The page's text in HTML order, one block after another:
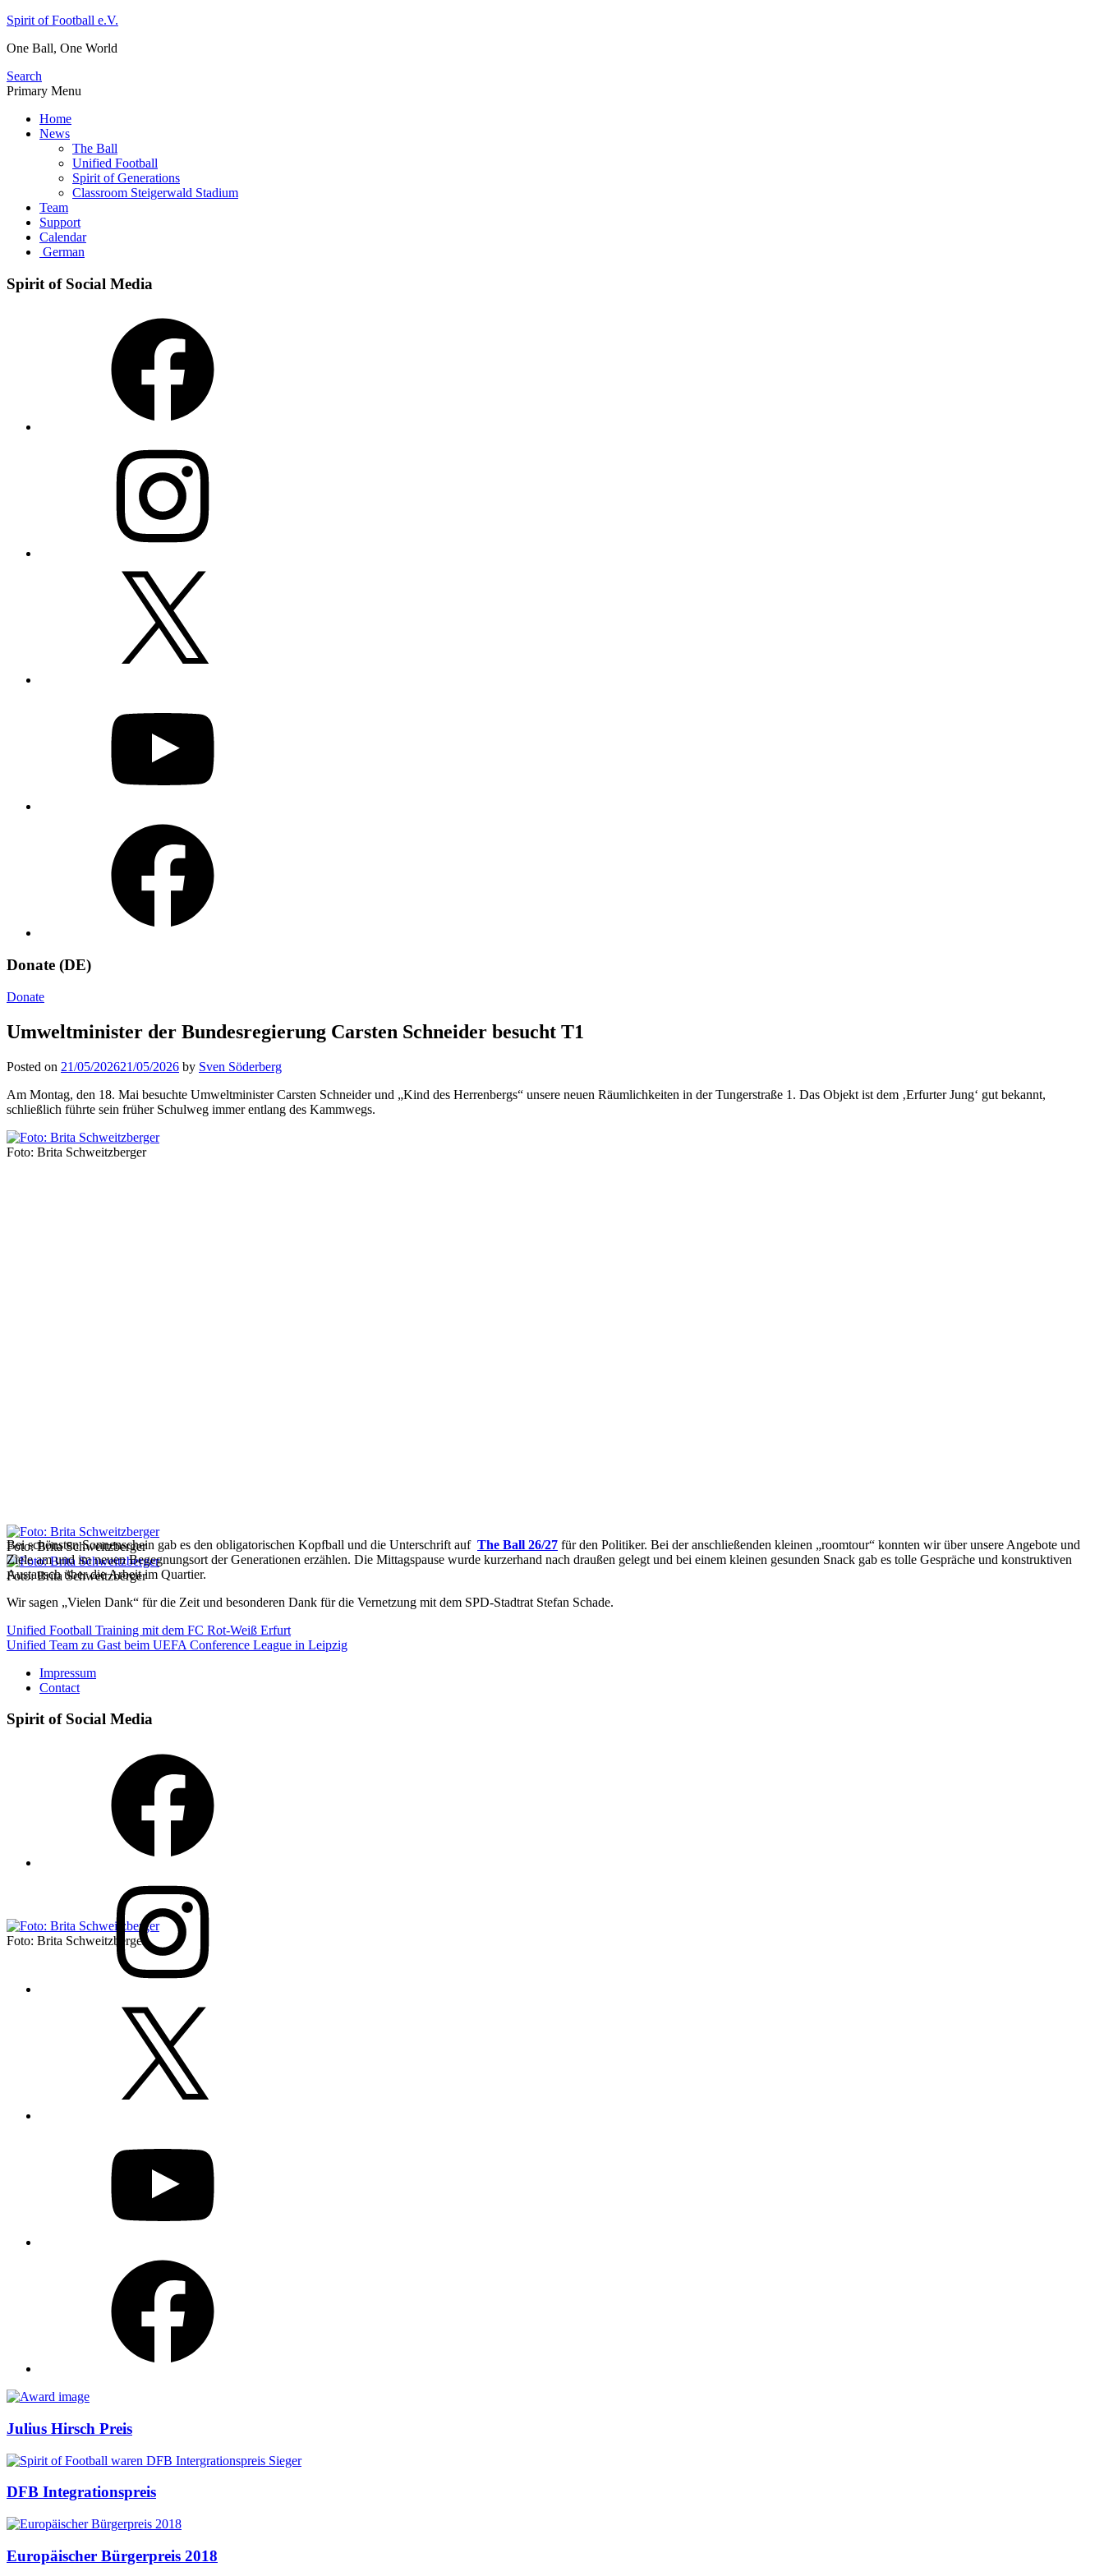
Skip
content
Spirit of Football e.V.
One Ball, One World
Search
Primary Menu
Home
News
The Ball
Unified Football
Spirit of Generations
Classroom Steigerwald Stadium
Team
Support
Calendar
German
Spirit of Social Media
Donate (DE)
Donate
Umweltminister der Bundesregierung Carsten Schneider besucht T1
Posted on 21/05/202621/05/2026 by Sven Söderberg
Am Montag, den 18. Mai besuchte Umweltminister Carsten Schneider und „Kind des Herrenbergs“ unsere neuen Räumlichkeiten in der Tungerstraße 1. Das Objekt ist dem ‚Erfurter Jung‘ gut bekannt,
schließlich führte sein früher Schulweg immer entlang des Kammwegs.
Foto: Brita Schweitzberger
Foto: Brita Schweitzberger
Foto: Brita Schweitzberger
Foto: Brita Schweitzberger
Bei schönsten Sonnenschein gab es den obligatorischen Kopfball und die Unterschrift auf The Ball 26/27 für den Politiker. Bei der anschließenden kleinen „roomtour“ konnten wir über unsere Angebote und
Ziele am und im neuen Begegnungsort der Generationen erzählen. Die Mittagspause wurde kurzerhand nach draußen gelegt und bei einem kleinen gesunden Snack gab es tolle Gespräche und konstruktiven
Austausch über die Arbeit im Quartier.
Wir sagen „Vielen Dank“ für die Zeit und besonderen Dank für die Vernetzung mit dem SPD-Stadtrat Stefan Schade.
Post
navigation
Unified Football Training mit dem FC Rot-Weiß Erfurt
Unified Team zu Gast beim UEFA Conference League in Leipzig
Impressum
Contact
Spirit of Social Media
Awards
Julius Hirsch Preis
DFB Integrationspreis
Europäischer Bürgerpreis 2018